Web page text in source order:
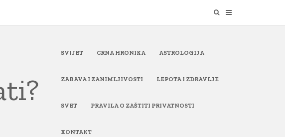
SVIJET CRNA HRONIKA ASTROLOGIJA
ZABAVA I ZANIMLJIVOSTI LEPOTA I ZDRAVLJE
SVET PRAVILA O ZAŠTITI PRIVATNOSTI
KONTAKT